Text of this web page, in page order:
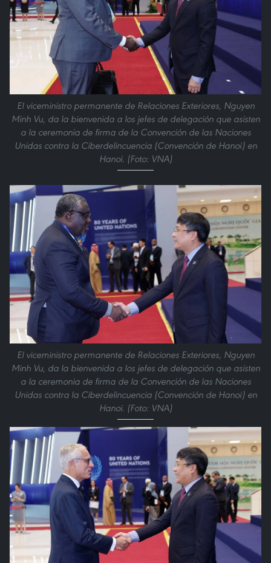
El viceministro permanente de Relaciones Exteriores, Nguyen
Minh Vu, da la bienvenida a los jefes de delegación que asisten
a la ceremonia de firma de la Convención de las Naciones
Unidas contra la Ciberdelincuencia (Convención de Hanoi) en
Hanoi. (Foto: VNA)
El viceministro permanente de Relaciones Exteriores, Nguyen
Minh Vu, da la bienvenida a los jefes de delegación que asisten
a la ceremonia de firma de la Convención de las Naciones
Unidas contra la Ciberdelincuencia (Convención de Hanoi) en
Hanoi. (Foto: VNA)